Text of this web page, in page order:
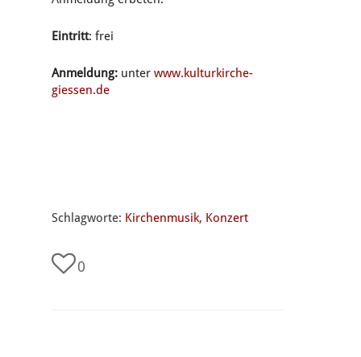
Eintritt: frei
Anmeldung: unter www.kulturkirche-
giessen.de
Schlagworte: Kirchenmusik, Konzert
0